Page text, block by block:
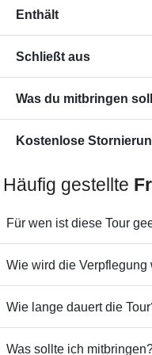
Enthält
Schließt aus
Was du mitbringen
Kostenlose
Häufig gestellte
Für wen ist diese Tour
Wie wird die Verpflegung
Wie lange dauert die
Was sollte ich